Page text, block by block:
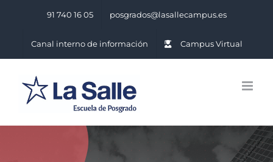
91 740 16 05 posgrados@lasallecampus.es
Canal interno de información Campus Virtual